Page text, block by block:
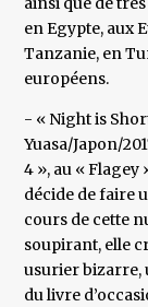
en Egypte, aux
Tanzanie, en
européens.
- « Night is
Yuasa/Japon/
4 », au « Flagey
décide de faire
cours de cette
soupirant, elle
usurier bizarre,
du livre